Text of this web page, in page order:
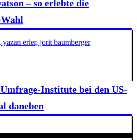
– so erlebte die
erler, jorit baumberger
Institute bei den US-
daneben